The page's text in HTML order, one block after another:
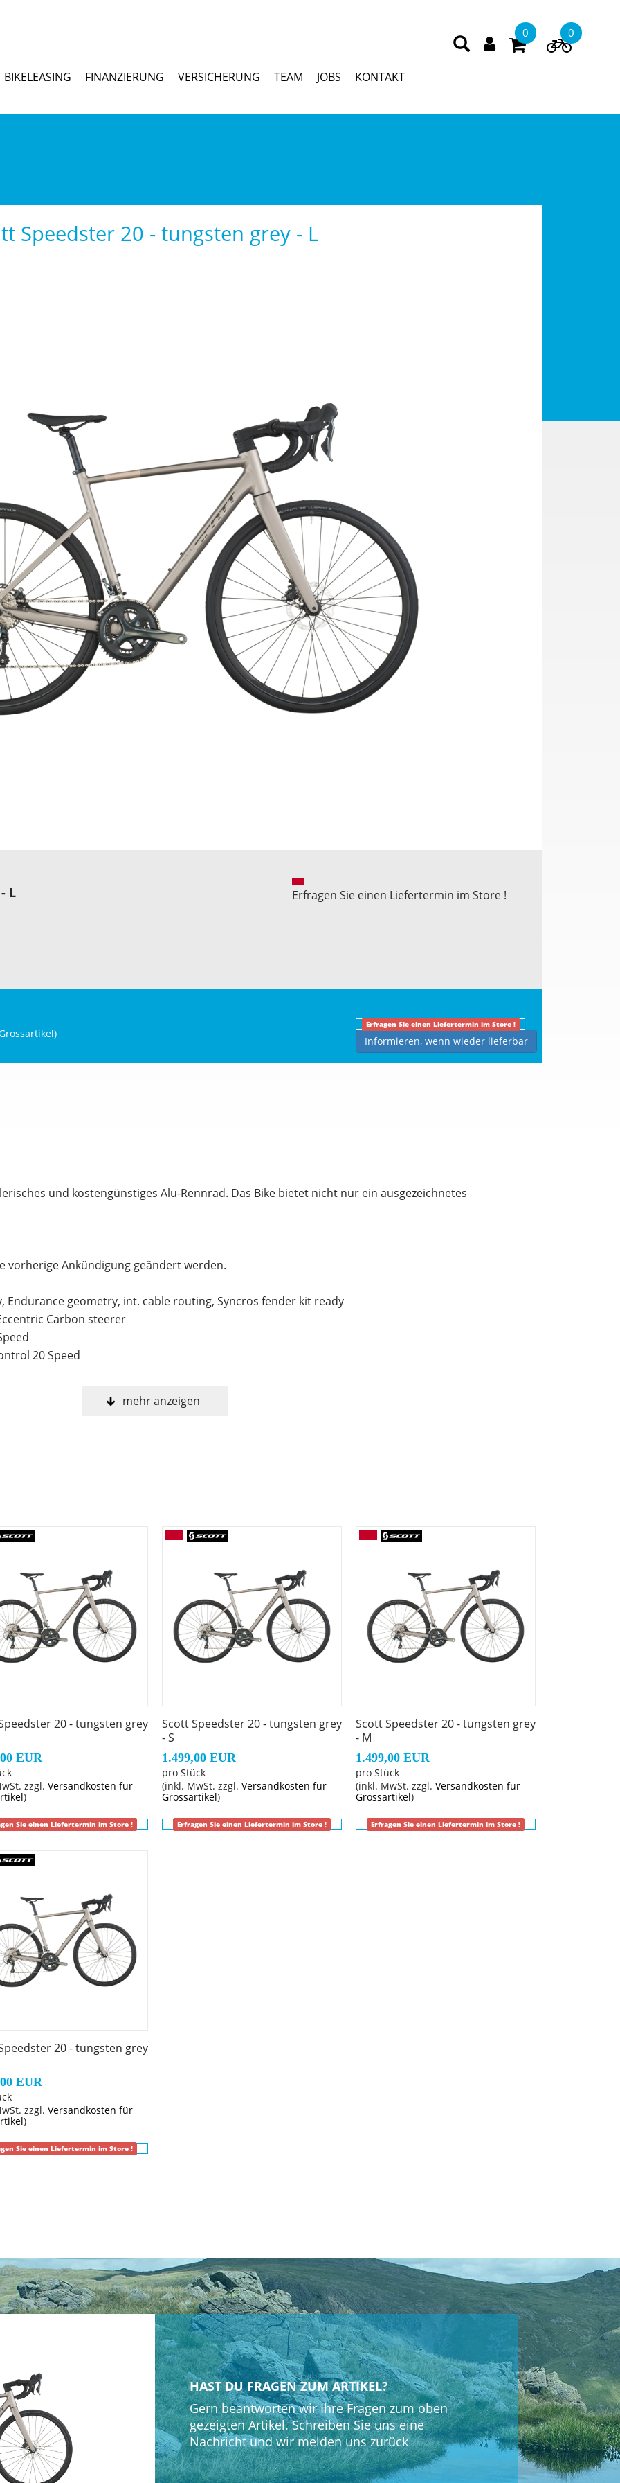
0 0
BIKELEASING FINANZIERUNG VERSICHERUNG TEAM JOBS KONTAKT
Speedster 20 - tungsten grey - L
L Erfragen Sie einen Liefertermin im Store !
)
Erfragen Sie einen Liefertermin im Store !
Informieren, wenn wieder lieferbar
und kostengünstiges Alu-Rennrad. Das Bike bietet nicht nur ein ausgezeichnetes
vorherige Ankündigung geändert werden.
Endurance geometry, int. cable routing, Syncros fender kit ready
Carbon steerer
20 Speed
140mm
mehr anzeigen
20 - tungsten grey
EUR
zzgl. Versandkosten für
)
Sie einen Liefertermin im Store !
Scott Speedster 20 - tungsten grey
- S
1.499,00 EUR
pro Stück
(inkl. MwSt. zzgl. Versandkosten für
Grossartikel)
Erfragen Sie einen Liefertermin im Store !
Scott Speedster 20 - tungsten grey
- M
1.499,00 EUR
pro Stück
(inkl. MwSt. zzgl. Versandkosten für
Grossartikel)
Erfragen Sie einen Liefertermin im Store !
20 - tungsten grey
EUR
zzgl. Versandkosten für
)
Sie einen Liefertermin im Store !
HAST DU FRAGEN ZUM ARTIKEL?
Gern beantworten wir Ihre Fragen zum oben
gezeigten Artikel. Schreiben Sie uns eine
Nachricht und wir melden uns zurück